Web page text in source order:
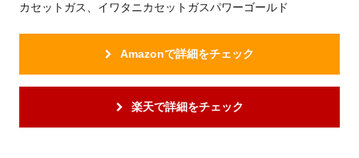
カセットガス、イワタニカセットガスパワーゴールド
Amazonで詳細をチェック
楽天で詳細をチェック